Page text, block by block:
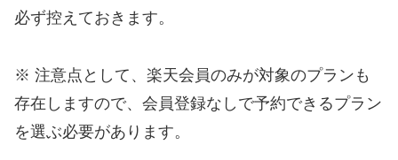
必ず控えておきます。
※ 注意点として、楽天会員のみが対象のプランも
存在しますので、会員登録なしで予約できるプラン
を選ぶ必要があります。